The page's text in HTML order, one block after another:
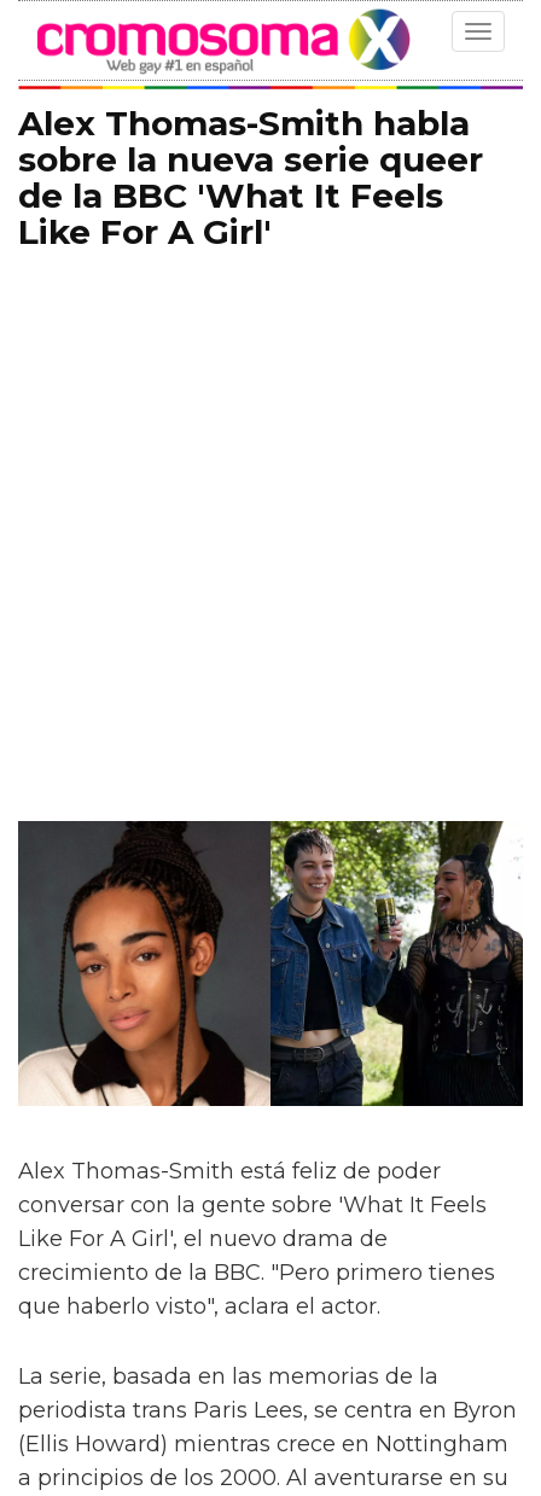
Toggle
Alex Thomas-Smith habla
sobre la nueva serie queer
de la BBC 'What It Feels
Like For A Girl'
Alex Thomas-Smith está feliz de poder
conversar con la gente sobre 'What It Feels
Like For A Girl', el nuevo drama de
crecimiento de la BBC. "Pero primero tienes
que haberlo visto", aclara el actor.
La serie, basada en las memorias de la
periodista trans Paris Lees, se centra en Byron
(Ellis Howard) mientras crece en Nottingham
a principios de los 2000. Al aventurarse en su